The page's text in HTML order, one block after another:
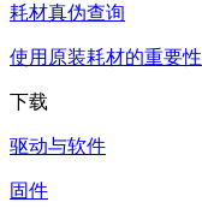
耗材真伪查询
使用原装耗材的重要性
下载
驱动与软件
固件